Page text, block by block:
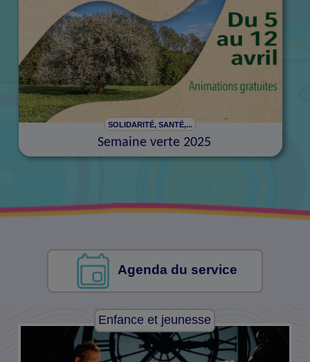
SOLIDARITÉ, SANTÉ,...
Semaine verte 2025
Agenda du service
Enfance et jeunesse